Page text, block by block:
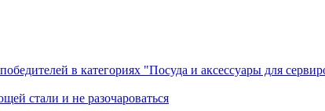
в категориях "Посуда и аксессуары для
стали и не разочароваться